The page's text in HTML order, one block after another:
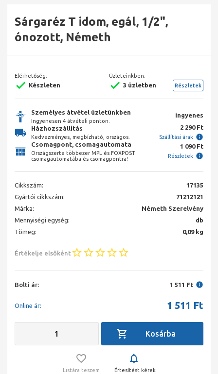
Sárgaréz T idom, egál, 1/2",
ónozott, Németh
Elérhetőség:
Készleten
Üzleteinkben:
3 üzletben Részletek
Személyes átvétel üzletünkben
Ingyenesen 4 átvételi ponton.
ingyenes
Házhozszállítás
Kedvezményes, megbízható, országos.
2 290 Ft
Szállítási árak
Csomagpont, csomagautomata
Országszerte többezer MPL és FOXPOST
csomagautomatába és csomagpontra!
1 090 Ft
Részletek
Cikkszám:
17135
Gyártói cikkszám:
71212121
Márka:
Németh Szerelvény
Mennyiségi egység:
db
Tömeg:
0,09 kg
Értékelje elsőként
Bolti ár: 1 511 Ft
Online ár: 1 511 Ft
Listára teszem Értesítést kérek